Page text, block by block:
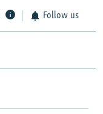
Follow us